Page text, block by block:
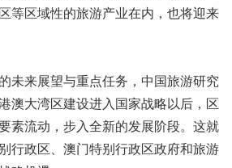
等区域性的旅游产业在内，也将迎来
来展望与重点任务，中国旅游研究
澳大湾区建设进入国家战略以后，区
素流动，步入全新的发展阶段。这就
行政区、澳门特别行政区政府和旅游